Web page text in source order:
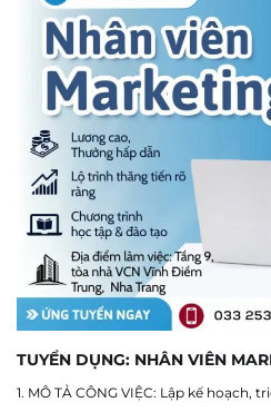
TUYỂN DỤNG: NHÂN VIÊN
1. MÔ TẢ CÔNG VIỆC: Lập kế hoạch,